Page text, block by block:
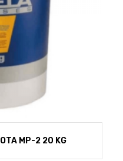
MP-2 20 KG